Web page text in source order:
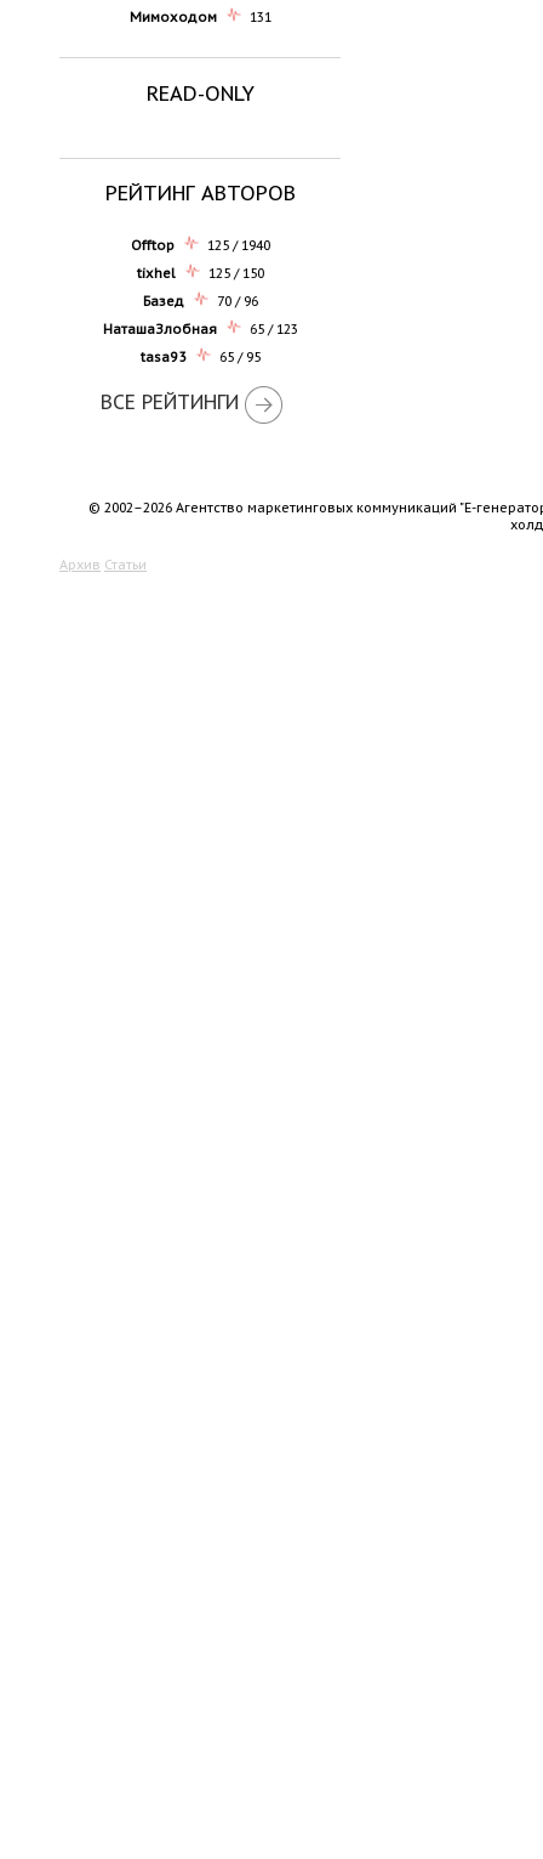
Мимоходом
131
READ-ONLY
РЕЙТИНГ АВТОРОВ
Offtop
125 / 1940
tixhel
125 / 150
Базед
70 / 96
НаташаЗлобная
65 / 123
tasa93
65 / 95
ВСЕ РЕЙТИНГИ
© 2002–2026 Агентство маркетинговых коммуникаций "Е-
Архив Статьи